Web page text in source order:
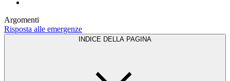
Argomenti
Risposta alle emergenze
INDICE DELLA PAGINA